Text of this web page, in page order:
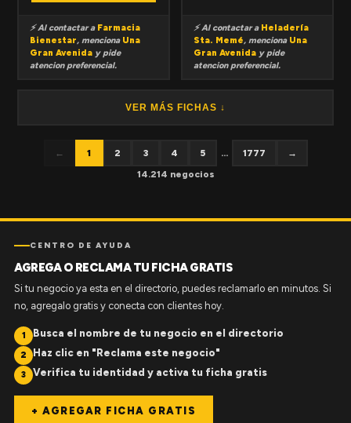
⚡ Al contactar a Farmacia
Bienestar, menciona Una
Gran Avenida y pide
atencion preferencial.
⚡ Al contactar a Heladería
Sta. Memé, menciona Una
Gran Avenida y pide
atencion preferencial.
VER MÁS FICHAS ↓
← 1 2 3 4 5 ... 1777
→
14.214 negocios
CENTRO DE AYUDA
AGREGA O RECLAMA TU FICHA GRATIS
Si tu negocio ya esta en el directorio, puedes reclamarlo en minutos. Si
no, agregalo gratis y conecta con clientes hoy.
1 Busca el nombre de tu negocio en el directorio
2 Haz clic en "Reclama este negocio"
3 Verifica tu identidad y activa tu ficha gratis
+ AGREGAR FICHA GRATIS